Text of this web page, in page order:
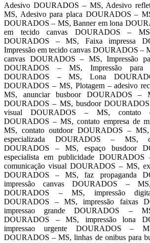
Adesivo DOURADOS – MS, Adesivo
MS, Adesivo para placa DOURADOS –
DOURADOS – MS, Banner em lona
em tecido canvas DOURADOS –
DOURADOS – MS, Faixa impressa
Impressão em tecido canvas DOURADOS –
canvas DOURADOS – MS, Impressão
DOURADOS – MS, Impressão para
DOURADOS – MS, Lona
DOURADOS – MS, Plotagem – adesivo
MS, anunciar busboor DOURADOS –
DOURADOS – MS, busdoor
visual DOURADOS – MS, contato
DOURADOS – MS, contato empresa de
MS, contato outdoor DOURADOS – MS,
especializada DOURADOS – MS,
DOURADOS – MS, espaço busdoor
especialista em publicidade DOURADOS
comunicação visual DOURADOS – MS,
DOURADOS – MS, faz propaganda
impressão canvas DOURADOS –
DOURADOS – MS, impressão
DOURADOS – MS, impressão faixas
impressao grande DOURADOS –
DOURADOS – MS, impressão lona
impressao urgente DOURADOS –
DOURADOS – MS, linhas de onibus para